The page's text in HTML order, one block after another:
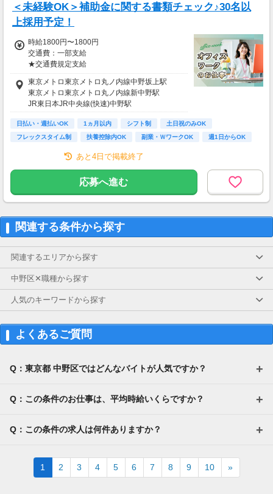
即払い・週払い制度があるので安心♪
【交通費備考】
※規定あり
＜未経験OK＞補助金に関する書類チェック♪30名以
上採用予定！
時給1800円〜1800円
交通費：一部支給
★交通費規定支給
＼ 日収例♪ ／
￣￣￣￣￣￣￣￣
▼1日8hのフルタイムの場合
時給1800円×1日8h
＼ 月収例♪ ／
￣￣￣￣￣￣￣￣
日収1万4400円×月22日
＝月収31万6800円
※上記目安金額となります。
特別な資格やスキルなしでも高収入が叶います
「スキマ時間でサクッと稼ぎたい」
「レギュラー勤務で安定収入を得たい」
という方も大歓迎です！！
東京メトロ東京メトロ丸ノ内線中野坂上駅
東京メトロ東京メトロ丸ノ内線新中野駅
JR東日本JR中央線(快速)中野駅
日払い・週払いOK 1ヵ月以内 シフト制
土日祝のみOK
フレックスタイム制
扶養控除内OK 副業・ＷワークOK
週1日からOK
あと4日で掲載終了
応募へ進む
関連する条件から探す
関連するエリアから探す
中野区✕職種から探す
人気のキーワードから探す
よくあるご質問
Q：東京都 中野区ではどんなバイトが人気ですか？
Q：この条件のお仕事は、平均時給いくらですか？
Q：この条件の求人は何件ありますか？
1 2 3 4 5 6 7 8 9 10 »Next